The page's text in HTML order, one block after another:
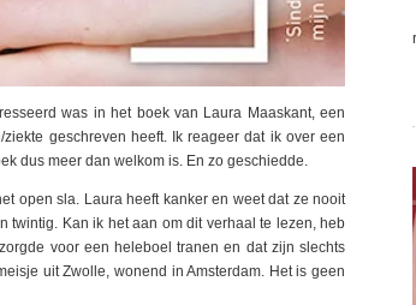
was in het boek van Laura Maaskant, een
geschreven heeft. Ik reageer dat ik over een
dus meer dan welkom is. En zo geschiedde.
open sla. Laura heeft kanker en weet dat ze nooit
twintig. Kan ik het aan om dit verhaal te lezen, heb
voor een heleboel tranen en dat zijn slechts
uit Zwolle, wonend in Amsterdam. Het is geen